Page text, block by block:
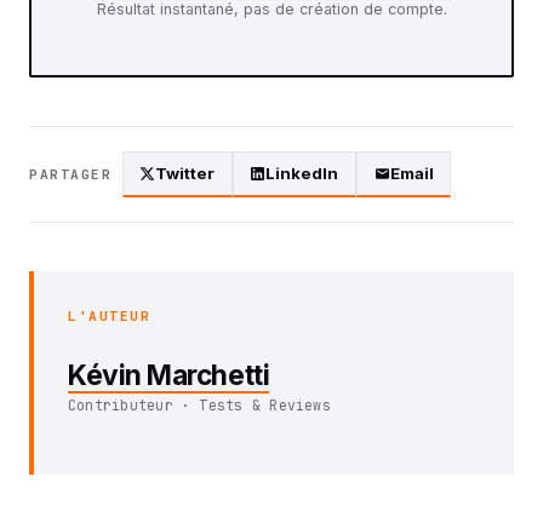
Résultat instantané, pas de création de compte.
PARTAGER Twitter LinkedIn Email
L'AUTEUR
Kévin Marchetti
Contributeur · Tests & Reviews